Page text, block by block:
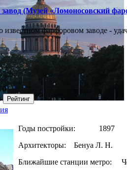
(Музей «Ломоносовский
фарфоровом заводе -
0
Годы постройки: 1897
Архитекторы: Бенуа Л. Н.
Ближайшие станции метро: